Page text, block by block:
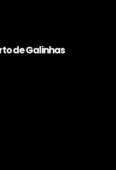
de Galinhas